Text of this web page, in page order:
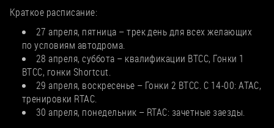
Краткое расписание:
27 апреля, пятница – трек день для всех желающих
по условиям автодрома.
28 апреля, суббота – квалификации BTCC, Гонки 1
BTCC, гонки Shortcut.
29 апреля, воскресенье – Гонки 2 BTCC. С 14-00: ATAC,
тренировки RTAC.
30 апреля, понедельник – RTAC: зачетные заезды.